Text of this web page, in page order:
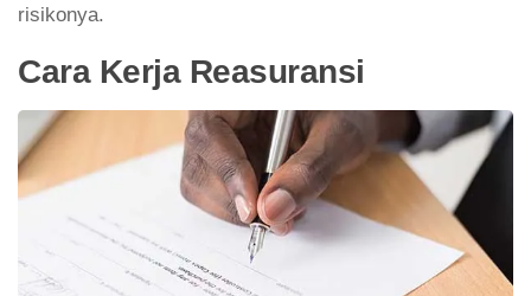
risikonya.
Cara Kerja Reasuransi